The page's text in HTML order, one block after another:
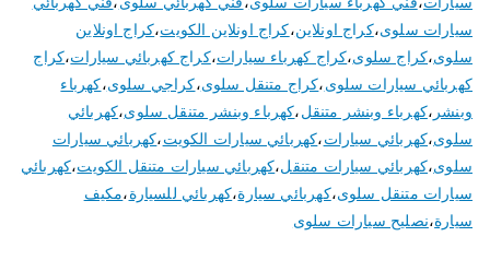
سيارات سلوى،كراج اونلاين،كراج اونلاين الكويت،كراج اونلاين
سلوى،كراج سلوى،كراج كهرباء سيارات،كراج كهربائي سيارات،كراج
كهربائي سيارات سلوى،كراج متنقل سلوى،كراجي سلوى،كهرباء
وبنشر ،كهرباء وبنشر متنقل،كهرباء وبنشر متنقل سلوى،كهربائي
سلوى،كهربائي سيارات،كهربائي سيارات الكويت،كهربائي سيارات
سلوى،كهربائي سيارات متنقل،كهربائي سيارات متنقل الكويت،كهربائي
سيارات متنقل سلوى،كهربائي سيارة،كهربائي للسيارة،مكيف
سيارة،نصليح سيارات سلوى